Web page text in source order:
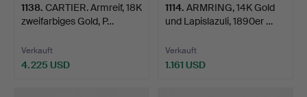
1138. CARTIER. Armreif, 18K
zweifarbiges Gold, P…
Verkauft
4.225 USD
1114. ARMRING, 14K Gold
und Lapislazuli, 1890er …
Verkauft
1.161 USD